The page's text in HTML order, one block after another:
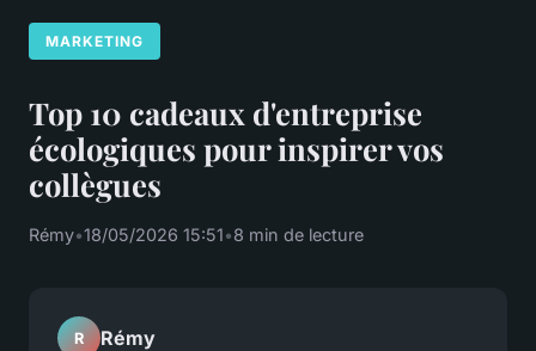
MARKETING
Top 10 cadeaux d'entreprise
écologiques pour inspirer vos
collègues
Rémy•18/05/2026 15:51•8 min de lecture
R Rémy